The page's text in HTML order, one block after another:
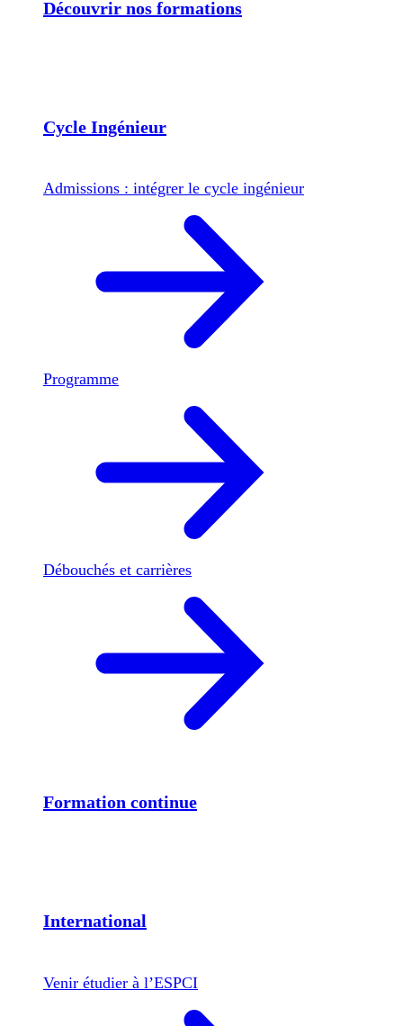
Découvrir nos formations
Cycle Ingénieur
Admissions : intégrer le cycle ingénieur
Programme
Débouchés et carrières
Formation continue
International
Venir étudier à l’ESPCI